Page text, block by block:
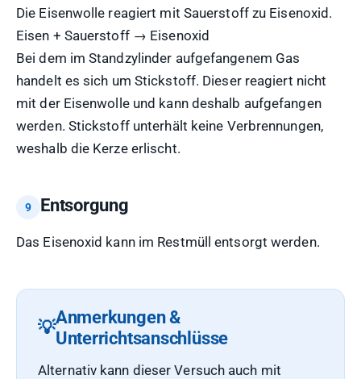
Die Eisenwolle reagiert mit Sauerstoff zu Eisenoxid.
Eisen + Sauerstoff → Eisenoxid
Bei dem im Standzylinder aufgefangenem Gas
handelt es sich um Stickstoff. Dieser reagiert nicht
mit der Eisenwolle und kann deshalb aufgefangen
werden. Stickstoff unterhält keine Verbrennungen,
weshalb die Kerze erlischt.
Entsorgung
Das Eisenoxid kann im Restmüll entsorgt werden.
Anmerkungen &
Unterrichtsanschlüsse
Alternativ kann dieser Versuch auch mit